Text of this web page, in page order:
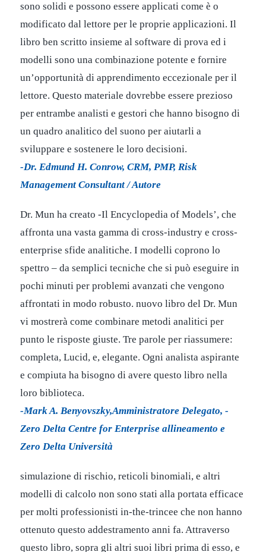
sono solidi e possono essere applicati come è o
modificato dal lettore per le proprie applicazioni. Il
libro ben scritto insieme al software di prova ed i
modelli sono una combinazione potente e fornire
un’opportunità di apprendimento eccezionale per il
lettore. Questo materiale dovrebbe essere prezioso
per entrambe analisti e gestori che hanno bisogno di
un quadro analitico del suono per aiutarli a
sviluppare e sostenere le loro decisioni.
-Dr. Edmund H. Conrow, CRM, PMP, Risk
Management Consultant / Autore
Dr. Mun ha creato -Il Encyclopedia of Models’, che
affronta una vasta gamma di cross-industry e cross-
enterprise sfide analitiche. I modelli coprono lo
spettro – da semplici tecniche che si può eseguire in
pochi minuti per problemi avanzati che vengono
affrontati in modo robusto. nuovo libro del Dr. Mun
vi mostrerà come combinare metodi analitici per
punto le risposte giuste. Tre parole per riassumere:
completa, Lucid, e, elegante. Ogni analista aspirante
e compiuta ha bisogno di avere questo libro nella
loro biblioteca.
-Mark A. Benyovszky,Amministratore Delegato, -
Zero Delta Centre for Enterprise allineamento e
Zero Delta Università
simulazione di rischio, reticoli binomiali, e altri
modelli di calcolo non sono stati alla portata efficace
per molti professionisti in-the-trincee che non hanno
ottenuto questo addestramento anni fa. Attraverso
questo libro, sopra gli altri suoi libri prima di esso, e